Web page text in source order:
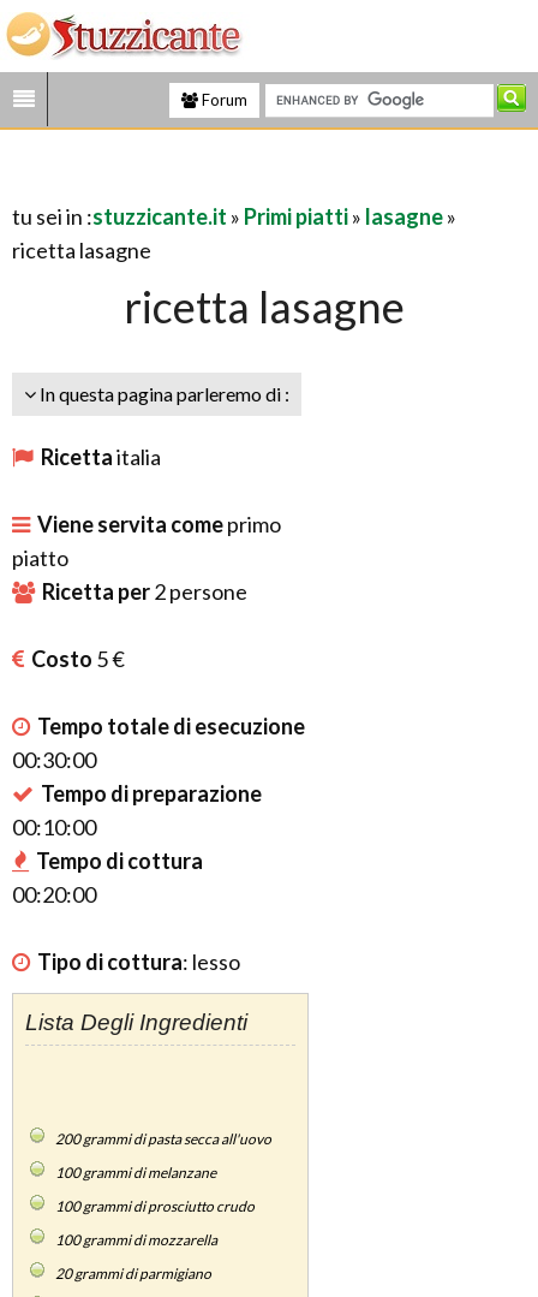
Forum
tu sei in :stuzzicante.it » Primi piatti» lasagne»
ricetta lasagne
ricetta lasagne
In questa pagina parleremo di :
Ricettaitalia
Viene servita comeprimo
piatto
Ricetta per2persone
Costo 5 €
Tempo totale di esecuzione
00:30:00
Tempo di preparazione
00:10:00
Tempo di cottura
00:20:00
Tipo di cottura: lesso
Lista Degli Ingredienti
200grammi di pasta secca all'uovo
100grammi di melanzane
100grammi di prosciutto crudo
100grammi di mozzarella
20grammi di parmigiano